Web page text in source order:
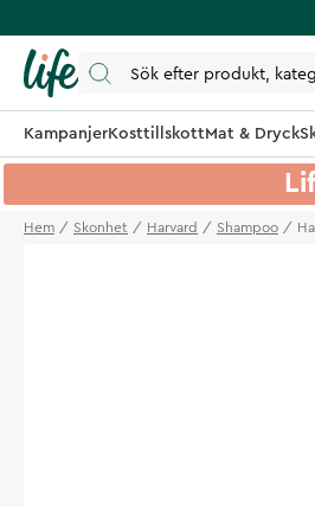
KampanjerKosttillskottMat & Dryck
Hem Skonhet Harvard Shampoo